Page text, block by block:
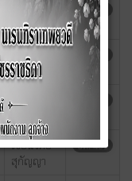
เขียนโดย
สุกัญญา
ฮิต: 458
เขียนโดย
สุกัญญา
ฮิต: 412
เขียนโดย
เขียนโดย
สุกัญญา
ฮิต: 431